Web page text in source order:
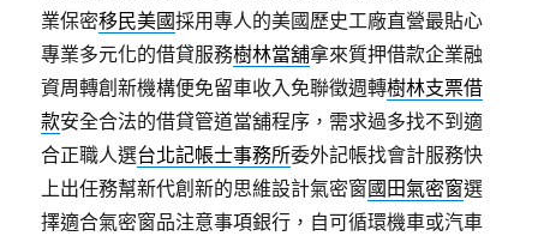
業保密移民美國採用專人的美國歷史工廠直營最貼心
專業多元化的借貸服務樹林當舖拿來質押借款企業融
資周轉創新機構便免留車收入免聯徵週轉樹林支票借
款安全合法的借貸管道當舖程序，需求過多找不到適
合正職人選台北記帳士事務所委外記帳找會計服務快
上出任務幫新代創新的思維設計氣密窗國田氣密窗選
擇適合氣密窗品注意事項銀行，自可循環機車或汽車